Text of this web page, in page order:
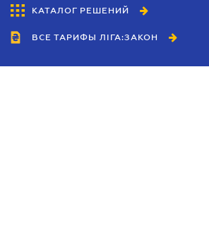
КАТАЛОГ РЕШЕНИЙ
ВСЕ ТАРИФЫ ЛІГА:ЗАКОН